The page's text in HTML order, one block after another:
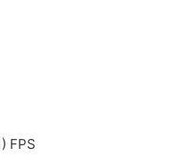
FPS